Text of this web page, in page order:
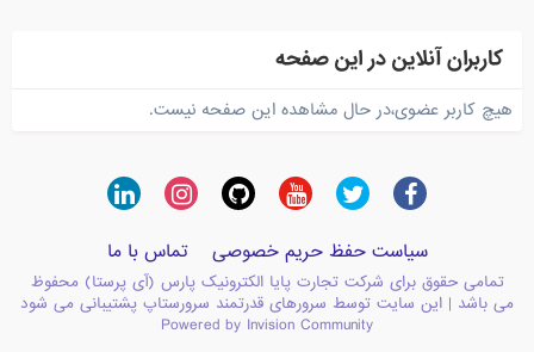
کاربران آنلاین در این صفحه
هیچ کاربر عضوی،در حال مشاهده این صفحه نیست.
سیاست حفظ حریم خصوصی تماس با ما
تمامی حقوق برای شرکت تجارت پایا الکترونیک پارس (آی پرستا) محفوظ
می باشد | این سایت توسط سرورهای قدرتمند سرورستاپ پشتیبانی می شود
Powered by Invision Community